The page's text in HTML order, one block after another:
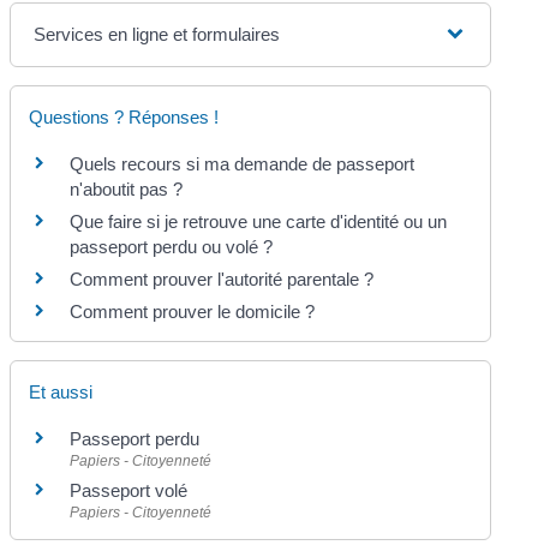
Services en ligne et formulaires
Questions ? Réponses !
Quels recours si ma demande de passeport
n'aboutit pas ?
Que faire si je retrouve une carte d'identité ou un
passeport perdu ou volé ?
Comment prouver l'autorité parentale ?
Comment prouver le domicile ?
Et aussi
Passeport perdu
Papiers - Citoyenneté
Passeport volé
Papiers - Citoyenneté